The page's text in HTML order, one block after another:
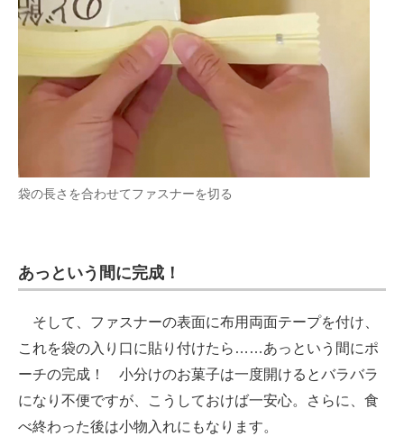
袋の長さを合わせてファスナーを切る
あっという間に完成！
そして、ファスナーの表面に布用両面テープを付け、
これを袋の入り口に貼り付けたら……あっという間にポ
ーチの完成！ 小分けのお菓子は一度開けるとバラバラ
になり不便ですが、こうしておけば一安心。さらに、食
べ終わった後は小物入れにもなります。